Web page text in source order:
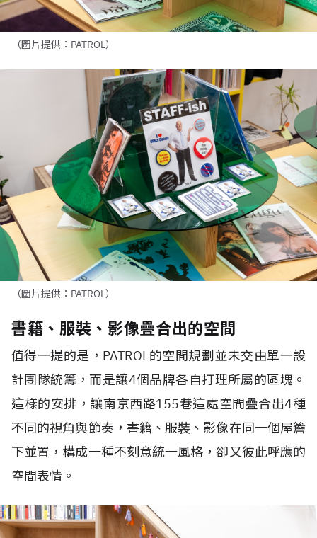
（圖片提供：PATROL）
（圖片提供：PATROL）
書籍、服裝、影像疊合出的空間
值得一提的是，PATROL的空間規劃並未交由單一設
計團隊統籌，而是讓4個品牌各自打理所屬的區塊。
這樣的安排，讓南京西路155巷這處空間疊合出4種
不同的視角與節奏，書籍、服裝、影像在同一個屋簷
下並置，構成一種不刻意統一風格，卻又彼此呼應的
空間表情。